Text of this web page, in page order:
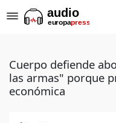
Cuerpo defiende
las armas" porque
económica